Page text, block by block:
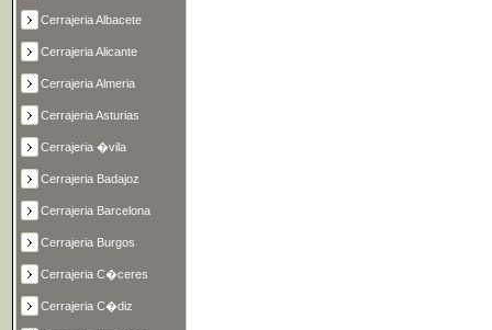
Cerrajeria Albacete
Cerrajeria Alicante
Cerrajeria Almeria
Cerrajeria Asturias
Cerrajeria �vila
Cerrajeria Badajoz
Cerrajeria Barcelona
Cerrajeria Burgos
Cerrajeria C�ceres
Cerrajeria C�diz